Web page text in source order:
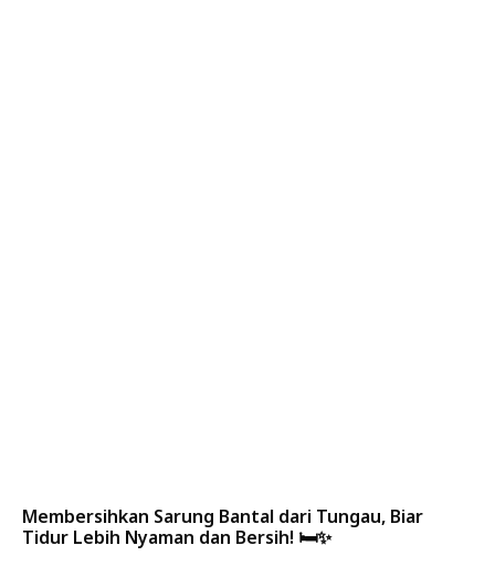
Membersihkan Sarung Bantal dari Tungau, Biar
Tidur Lebih Nyaman dan Bersih! 🛏️✨